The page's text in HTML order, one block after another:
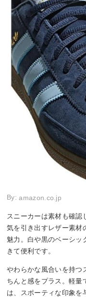
By:amazon.co.jp
スニーカーは素材も確認
気を引き出すレザー素材
魅力。白や黒のベーシッ
きて便利です。
やわらかな風合いを持つ
ちんと感をプラス。軽量
は、スポーティな印象を